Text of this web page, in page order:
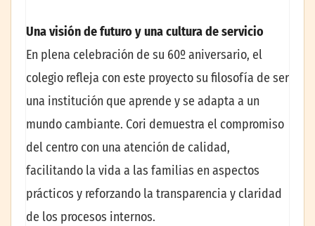
Una visión de futuro y una cultura de servicio
En plena celebración de su 60º aniversario, el
colegio refleja con este proyecto su filosofía de ser
una institución que aprende y se adapta a un
mundo cambiante. Cori demuestra el compromiso
del centro con una atención de calidad,
facilitando la vida a las familias en aspectos
prácticos y reforzando la transparencia y claridad
de los procesos internos.